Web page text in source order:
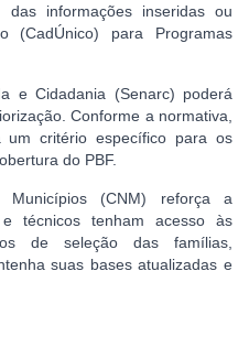
das informações inseridas ou
(CadÚnico) para Programas
e Cidadania (Senarc) poderá
Conforme a normativa,
critério específico para os
do PBF.
Municípios (CNM) reforça a
técnicos tenham acesso às
de seleção das famílias,
suas bases atualizadas e